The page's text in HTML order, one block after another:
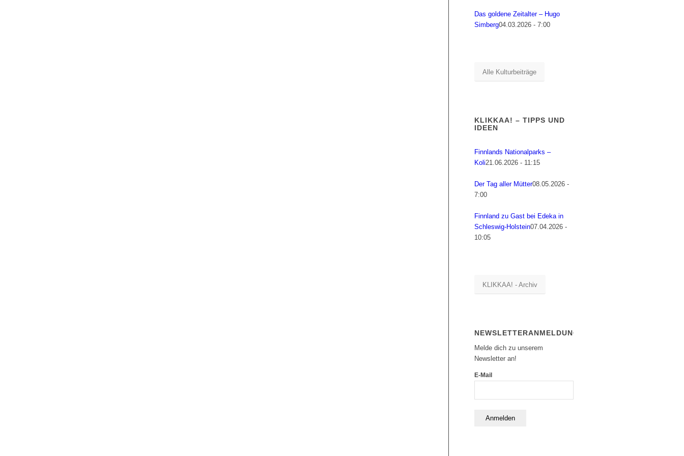
Das goldene Zeitalter – Hugo
Simberg04.03.2026 - 7:00
Alle Kulturbeiträge
KLIKKAA! – TIPPS UND
IDEEN
Finnlands Nationalparks –
Koli21.06.2026 - 11:15
Der Tag aller Mütter08.05.2026 -
7:00
Finnland zu Gast bei Edeka in
Schleswig-Holstein07.04.2026 -
10:05
KLIKKAA! - Archiv
NEWSLETTERANMELDUNG
Melde dich zu unserem
Newsletter an!
E-Mail
Anmelden